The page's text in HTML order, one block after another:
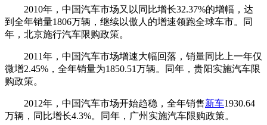
2010年，中国汽车市场又以同比增长32.37%的增幅，达
到全年销量1806万辆，继续以傲人的增速领跑全球车市。同
年，北京施行汽车限购政策。
2011年，中国汽车市场增速大幅回落，销量同比上一年仅
微增2.45%，全年销量为1850.51万辆。同年，贵阳实施汽车限
购政策。
2012年，中国汽车市场开始趋稳，全年销售新车1930.64
万辆，同比增长4.3%。同年，广州实施汽车限购政策。